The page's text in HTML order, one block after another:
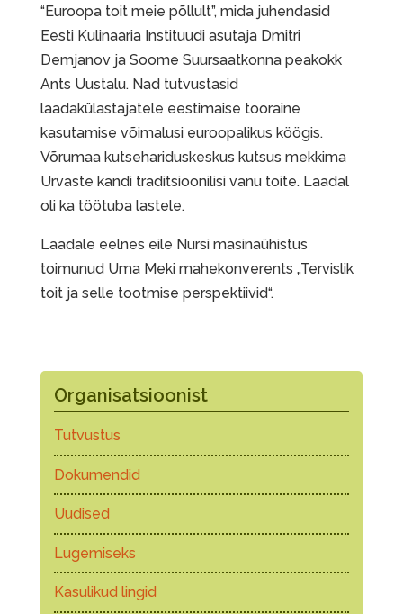
“Euroopa toit meie põllult”, mida juhendasid
Eesti Kulinaaria Instituudi asutaja Dmitri
Demjanov ja Soome Suursaatkonna peakokk
Ants Uustalu. Nad tutvustasid
laadakülastajatele eestimaise tooraine
kasutamise võimalusi euroopalikus köögis.
Võrumaa kutsehariduskeskus kutsus mekkima
Urvaste kandi traditsioonilisi vanu toite. Laadal
oli ka töötuba lastele.
Laadale eelnes eile Nursi masinaühistus
toimunud Uma Meki mahekonverents „Tervislik
toit ja selle tootmise perspektiivid“.
Organisatsioonist
Tutvustus
Dokumendid
Uudised
Lugemiseks
Kasulikud lingid